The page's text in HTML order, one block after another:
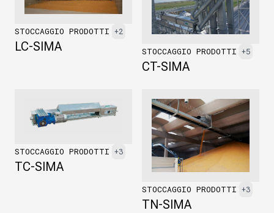
STOCCAGGIO PRODOTTI +2
LC-SIMA STOCCAGGIO PRODOTTI +5
CT-SIMA
STOCCAGGIO PRODOTTI +3
TC-SIMA
STOCCAGGIO PRODOTTI +3
TN-SIMA